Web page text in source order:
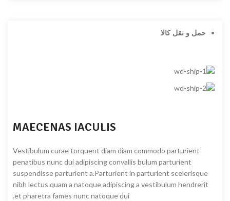
حمل و نقل کالا
MAECENAS IACULIS
Vestibulum curae torquent diam diam commodo parturient
penatibus nunc dui adipiscing convallis bulum parturient
suspendisse parturient a.Parturient in parturient scelerisque
nibh lectus quam a natoque adipiscing a vestibulum hendrerit
et pharetra fames nunc natoque dui.